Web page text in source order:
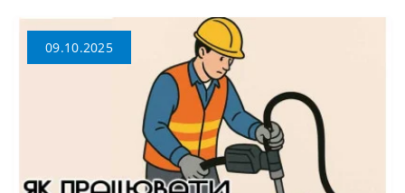
09.10.2025